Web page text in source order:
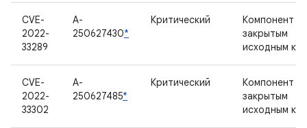
CVE-
2022-
33289
A-
250627430*
Критический
Компонент с
закрытым
исходным
CVE-
2022-
33302
A-
250627485*
Критический
Компонент с
закрытым
исходным